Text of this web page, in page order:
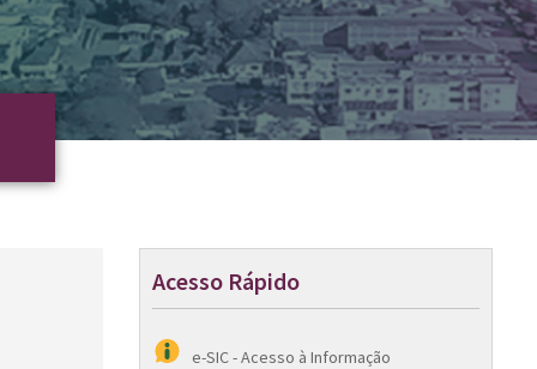
Acesso Rápido
e-SIC - Acesso à Informação